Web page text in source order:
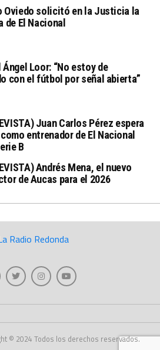
Oviedo solicitó en la Justicia la
de El Nacional
Ángel Loor: “No estoy de
con el fútbol por señal abierta”
Juan Carlos Pérez espera
entrenador de El Nacional
B
Andrés Mena, el nuevo
de Aucas para el 2026
© 2024 Todos los derechos reservados.